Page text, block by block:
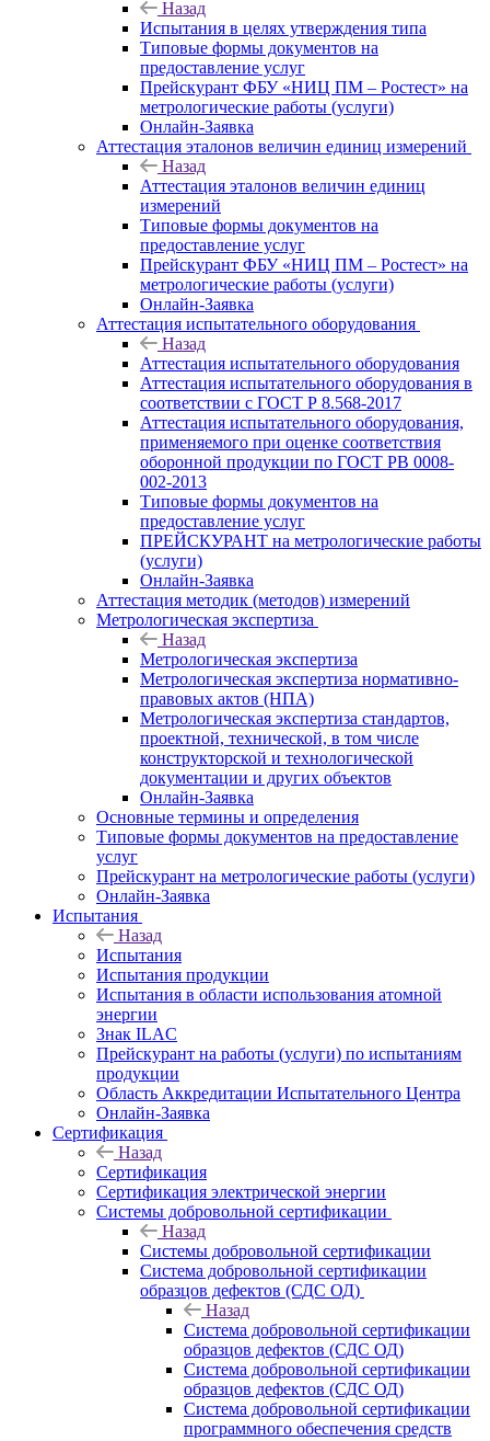
Назад
Испытания в целях утверждения типа
Типовые формы документов на
предоставление услуг
Прейскурант ФБУ «НИЦ ПМ – Ростест» на
метрологические работы (услуги)
Онлайн-Заявка
Аттестация эталонов величин единиц измерений
Назад
Аттестация эталонов величин единиц
измерений
Типовые формы документов на
предоставление услуг
Прейскурант ФБУ «НИЦ ПМ – Ростест» на
метрологические работы (услуги)
Онлайн-Заявка
Аттестация испытательного оборудования
Назад
Аттестация испытательного оборудования
Аттестация испытательного оборудования в
соответствии с ГОСТ Р 8.568-2017
Аттестация испытательного оборудования,
применяемого при оценке соответствия
оборонной продукции по ГОСТ РВ 0008-
002-2013
Типовые формы документов на
предоставление услуг
ПРЕЙСКУРАНТ на метрологические работы
(услуги)
Онлайн-Заявка
Аттестация методик (методов) измерений
Метрологическая экспертиза
Назад
Метрологическая экспертиза
Метрологическая экспертиза нормативно-
правовых актов (НПА)
Метрологическая экспертиза стандартов,
проектной, технической, в том числе
конструкторской и технологической
документации и других объектов
Онлайн-Заявка
Основные термины и определения
Типовые формы документов на предоставление
услуг
Прейскурант на метрологические работы (услуги)
Онлайн-Заявка
Испытания
Назад
Испытания
Испытания продукции
Испытания в области использования атомной
энергии
Знак ILAC
Прейскурант на работы (услуги) по испытаниям
продукции
Область Аккредитации Испытательного Центра
Онлайн-Заявка
Сертификация
Назад
Сертификация
Сертификация электрической энергии
Системы добровольной сертификации
Назад
Системы добровольной сертификации
Система добровольной сертификации
образцов дефектов (СДС ОД)
Назад
Система добровольной сертификации
образцов дефектов (СДС ОД)
Система добровольной сертификации
образцов дефектов (СДС ОД)
Система добровольной сертификации
программного обеспечения средств